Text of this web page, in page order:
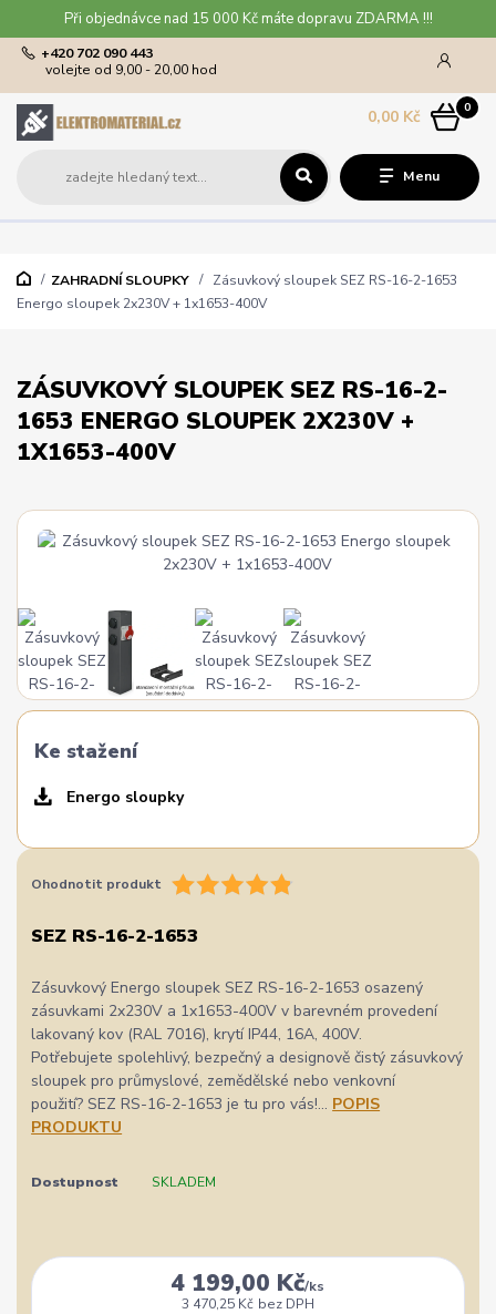
Při objednávce nad 15 000 Kč máte dopravu ZDARMA !!!
Menu
+420 702 090 443
volejte od 9,00 - 20,00 hod
0
0,00 Kč
ZAHRADNÍ SLOUPKY
Zásuvkový sloupek SEZ RS-16-2-1653
Energo sloupek 2x230V + 1x1653-400V
ZÁSUVKOVÝ SLOUPEK SEZ RS-16-2-
1653 ENERGO SLOUPEK 2X230V +
1X1653-400V
Ke stažení
Energo sloupky
Ohodnotit produkt
SEZ RS-16-2-1653
Zásuvkový Energo sloupek SEZ RS-16-2-1653 osazený
zásuvkami 2x230V a 1x1653-400V v barevném provedení
lakovaný kov (RAL 7016), krytí IP44, 16A, 400V.
Potřebujete spolehlivý, bezpečný a designově čistý zásuvkový
sloupek pro průmyslové, zemědělské nebo venkovní
použití? SEZ RS-16-2-1653 je tu pro vás!... POPIS
PRODUKTU
Dostupnost SKLADEM
4 199,00 Kč/ks
3 470,25 Kč bez DPH